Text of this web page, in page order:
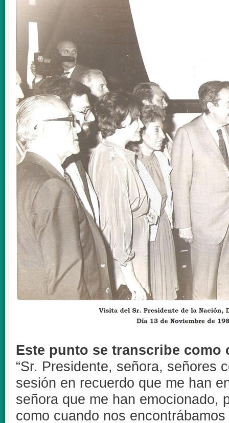
Este punto se transcribe
“Sr. Presidente, señora, señores
sesión en recuerdo que me han
señora que me han emocionado,
como cuando nos